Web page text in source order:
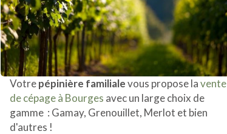
Votrepépinière familialevous propose lavente
de cépage à Bourges avec un large choix de
gamme : Gamay, Grenouillet, Merlot et bien
d'autres !